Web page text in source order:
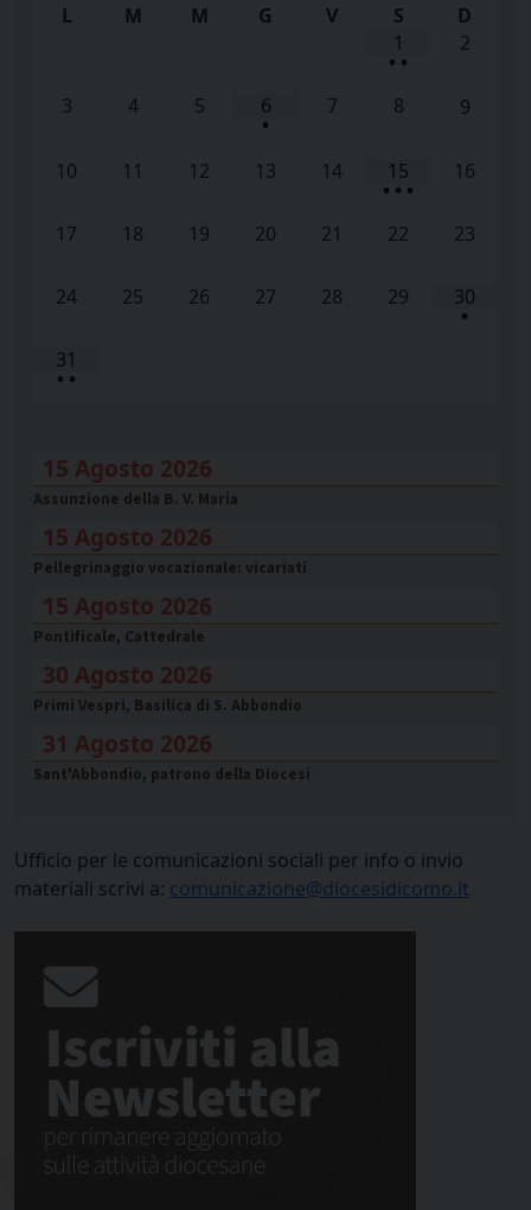
L M M G V S
D
1
• •
2
3 4 5 6
•
7 8 9
10 11 12 13 14 15
• • •
16
17 18 19 20 21 22 23
24 25 26 27 28 29 30
•
31
• •
15 Agosto 2026
Assunzione della B. V. Maria
15 Agosto 2026
Pellegrinaggio vocazionale: vicariati
15 Agosto 2026
Pontificale, Cattedrale
30 Agosto 2026
Primi Vespri, Basilica di S. Abbondio
31 Agosto 2026
Sant'Abbondio, patrono della Diocesi
Ufficio per le comunicazioni sociali per info o invio
materiali scrivi a: comunicazione@diocesidicomo.it